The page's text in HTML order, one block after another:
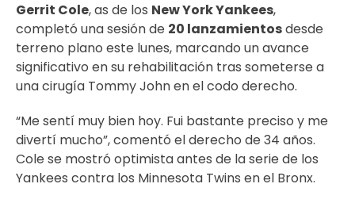
Gerrit Cole, as de los New York Yankees,
completó una sesión de 20 lanzamientosdesde
terreno plano este lunes, marcando un avance
significativo en su rehabilitación tras someterse a
una cirugía Tommy John en el codo derecho.
“Me sentí muy bien hoy. Fui bastante preciso y me
divertí mucho”, comentó el derecho de 34 años.
Cole se mostró optimista antes de la serie de los
Yankees contra los Minnesota Twins en el Bronx.